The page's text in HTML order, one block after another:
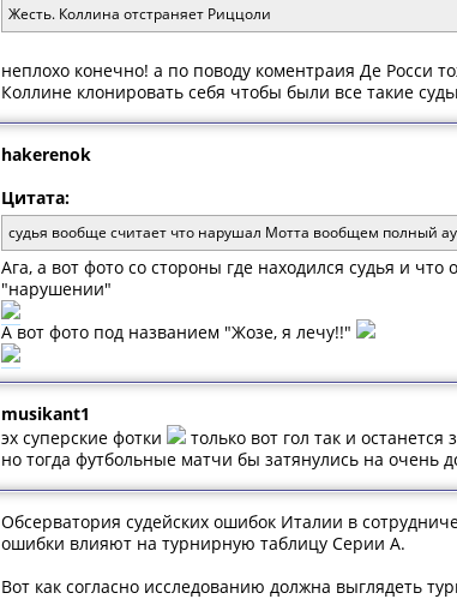
Жесть. Коллина отстраняет Риццоли
неплохо конечно! а по поводу коментраия Де Росси
Коллине клонировать себя чтобы были все такие
hakerenok
Цитата:
судья вообще считает что нарушал Мотта вообщем полный
Ага, а вот фото со стороны где находился судья и
"нарушении"
А вот фото под названием "Жозе, я лечу!!"
musikant1
эх суперские фотки
только вот гол так и
но тогда футбольные матчи бы затянулись на очень
Обсерватория судейских ошибок Италии в
ошибки влияют на турнирную таблицу Серии А.
Вот как согласно исследованию должна выглядеть